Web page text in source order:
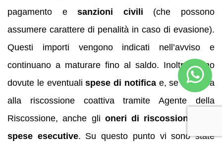
pagamento esanzioni civili (che possono
assumere carattere di penalità in caso di evasione).
Questi importi vengono indicati nell’avviso e
continuano a maturare fino al saldo. Inoltre, sono
dovute le eventualispese di notificae, se si passa
alla riscossione coattiva tramite Agente della
Riscossione, anche gli oneri di riscossione
spese esecutive. Su questo punto vi sono state